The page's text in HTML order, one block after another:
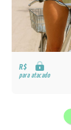
R$
para atacado